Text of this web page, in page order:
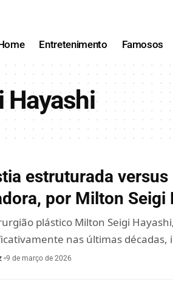
Entretenimento Famosos
Hayashi
estruturada versus
por Milton Seigi
plástico Milton Seigi
nas últimas
9 de março de 2026